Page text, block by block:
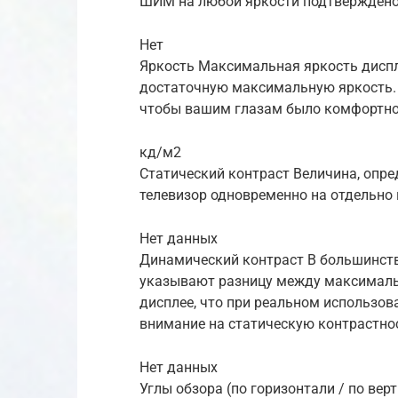
Нет
Яркость Максимальная яркость
достаточную максимальную
чтобы вашим глазам было
кд/м2
Статический контраст Величина,
телевизор одновременно на
Нет данных
Динамический контраст В
указывают разницу между
дисплее, что при реальном
внимание на статическую
Нет данных
Углы обзора (по горизонтали / по